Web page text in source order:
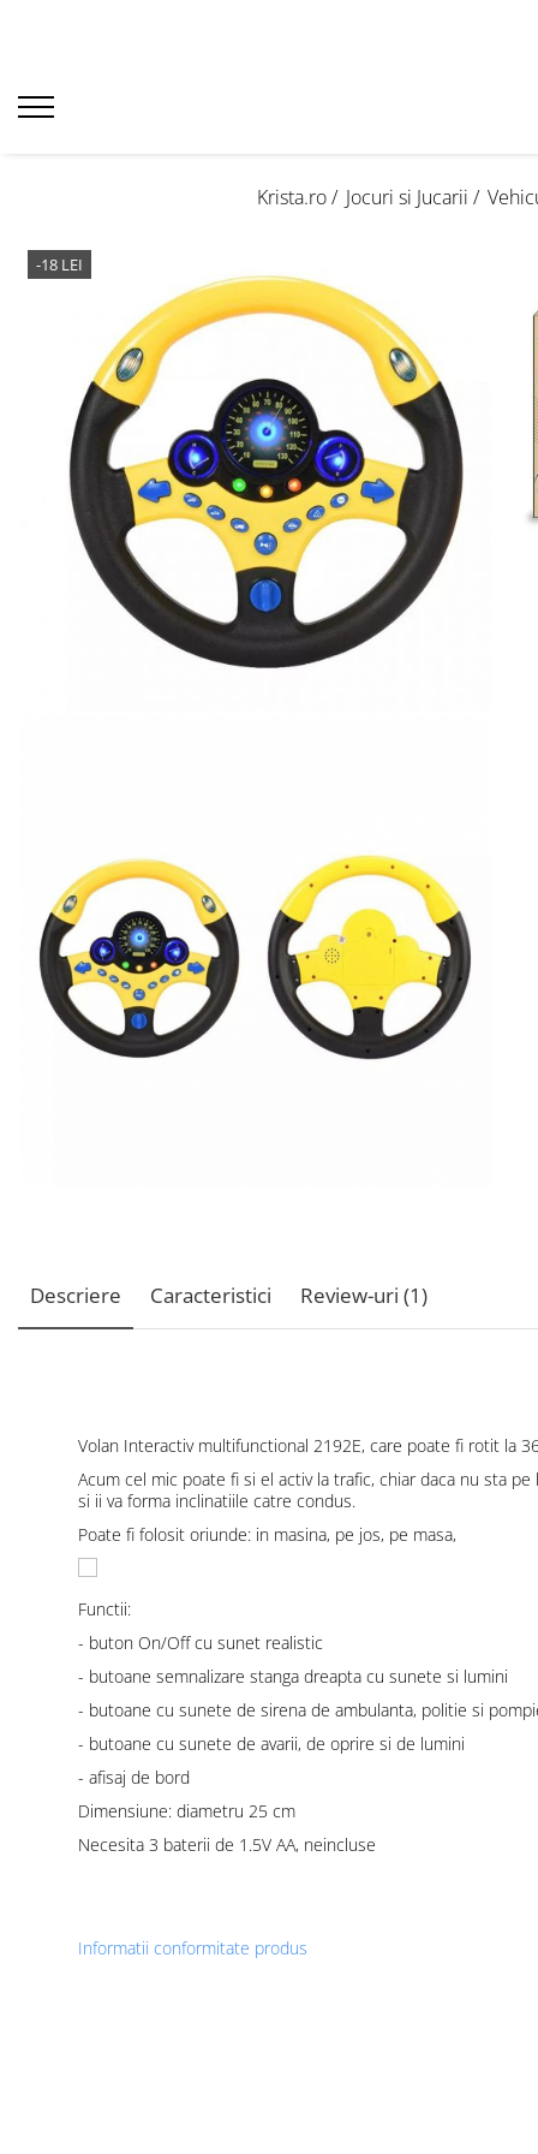
Krista.ro / Jocuri si Jucarii /
-18 LEI
Descriere Caracteristici Review-uri (1)
Volan Interactiv multifunctional 2192E, care poate fi rotit la
Acum cel mic poate fi si el activ la trafic, chiar daca nu sta
si ii va forma inclinatiile catre condus.
Poate fi folosit oriunde: in masina, pe jos, pe masa,
Functii:
- buton On/Off cu sunet realistic
- butoane semnalizare stanga dreapta cu sunete si lumini
- butoane cu sunete de sirena de ambulanta, politie si
- butoane cu sunete de avarii, de oprire si de lumini
- afisaj de bord
Dimensiune: diametru 25 cm
Necesita 3 baterii de 1.5V AA, neincluse
Informatii conformitate produs